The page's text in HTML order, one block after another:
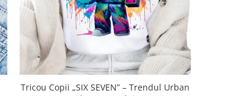
Tricou Copii „SIX SEVEN” – Trendul Urban